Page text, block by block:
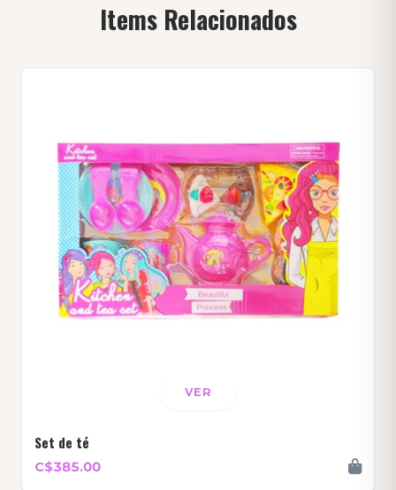
Items Relacionados
VER
Set de té
C$385.00